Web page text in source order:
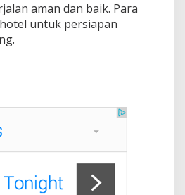
aman dan baik. Para
untuk persiapan